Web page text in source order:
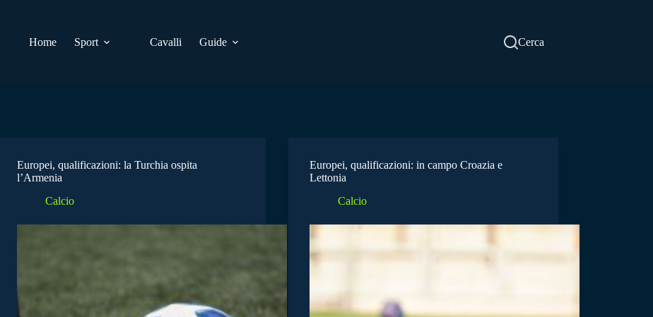
Home
Sport Cavalli Guide Cerca
Europei, qualificazioni: la Turchia ospita
l’Armenia
Calcio
Europei, qualificazioni: in campo Croazia e
Lettonia
Calcio